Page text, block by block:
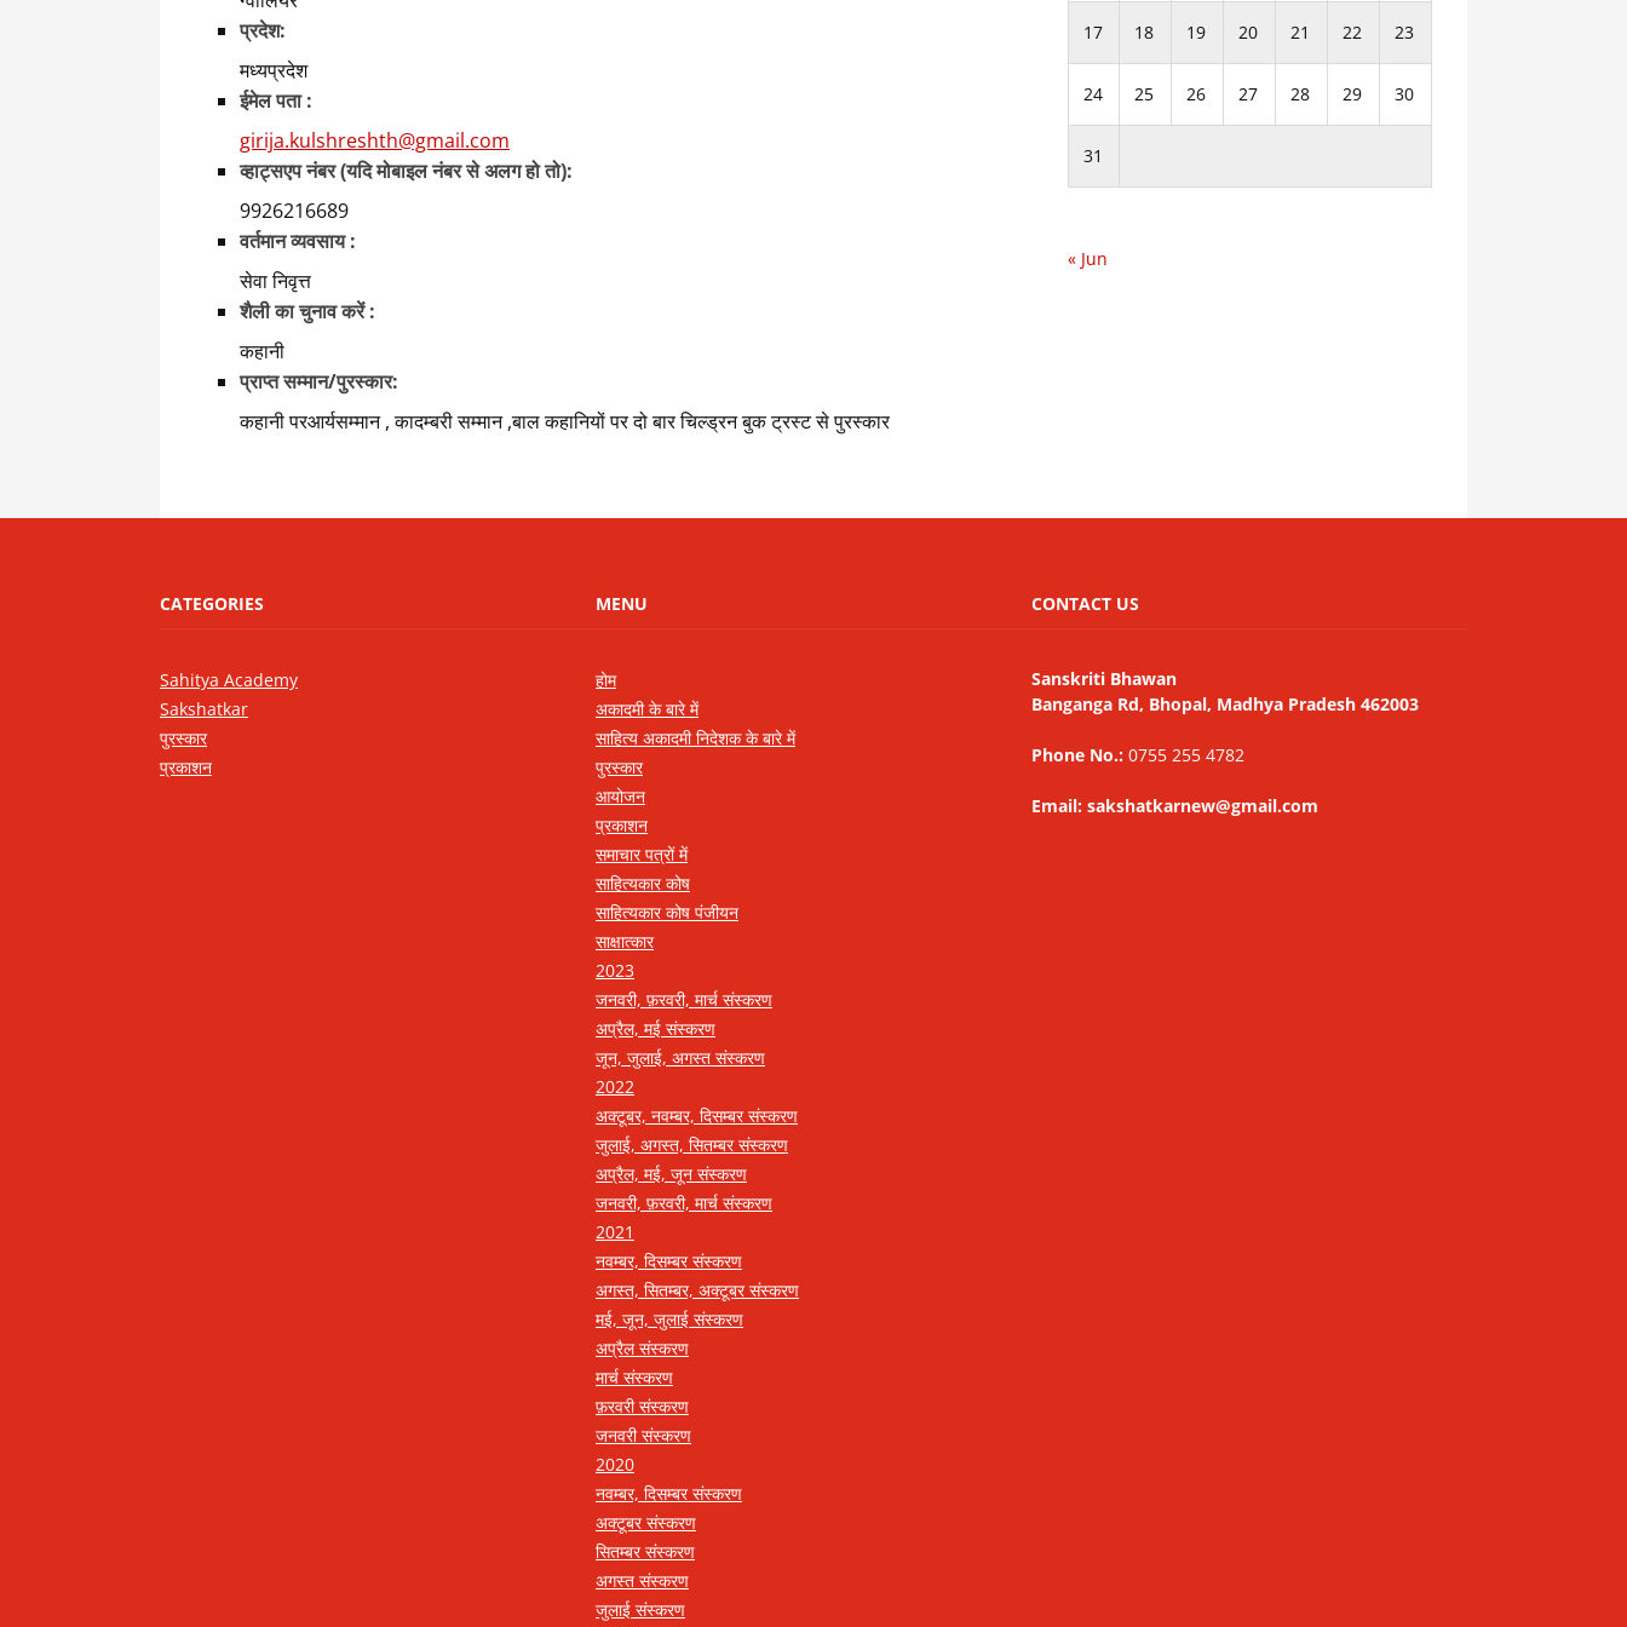
प्रदेश:
मध्यप्रदेश
ईमेल पता :
girija.kulshreshth@gmail.com
व्हाट्सएप नंबर (यदि मोबाइल नंबर से अलग हो तो):
9926216689
वर्तमान व्यवसाय :
सेवा निवृत्त
शैली का चुनाव करें :
कहानी
प्राप्त सम्मान/पुरस्कार:
कहानी परआर्यसम्मान , कादम्बरी सम्मान ,बाल कहानियों पर दो बार चिल्ड्रन बुक ट्रस्ट से पुरस्कार
17 18 19 20 21 22 23
24 25 26 27 28 29 30
31
« Jun
CATEGORIES
Sahitya Academy
Sakshatkar
पुरस्कार
प्रकाशन
MENU
होम
अकादमी के बारे में
साहित्य अकादमी निदेशक के बारे में
पुरस्कार
आयोजन
प्रकाशन
समाचार पत्रों में
साहित्यकार कोष
साहित्यकार कोष पंजीयन
साक्षात्कार
2023
जनवरी, फ़रवरी, मार्च संस्करण
अप्रैल, मई संस्करण
जून, जुलाई, अगस्त संस्करण
2022
अक्टूबर, नवम्बर, दिसम्बर संस्करण
जुलाई, अगस्त, सितम्बर संस्करण
अप्रैल, मई, जून संस्करण
जनवरी, फ़रवरी, मार्च संस्करण
2021
नवम्बर, दिसम्बर संस्करण
अगस्त, सितम्बर, अक्टूबर संस्करण
मई, जून, जुलाई संस्करण
अप्रैल संस्करण
मार्च संस्करण
फ़रवरी संस्करण
जनवरी संस्करण
2020
नवम्बर, दिसम्बर संस्करण
अक्टूबर संस्करण
सितम्बर संस्करण
अगस्त संस्करण
जुलाई संस्करण
CONTACT US
Sanskriti Bhawan
Banganga Rd, Bhopal, Madhya Pradesh 462003
Phone No.: 0755 255 4782
Email: sakshatkarnew@gmail.com